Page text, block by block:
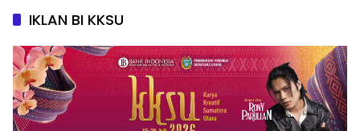
IKLAN BI KKSU